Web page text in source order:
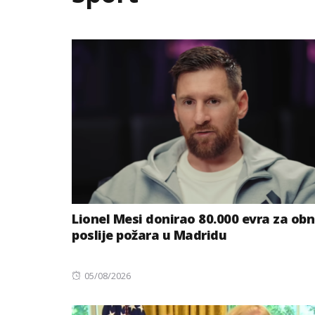
Lionel Mesi donirao 80.000 evra za
poslije požara u Madridu
Posted
05/08/2026